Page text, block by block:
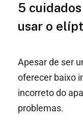
5
usar o
Apesar de ser
oferecer baixo
incorreto do
problemas.